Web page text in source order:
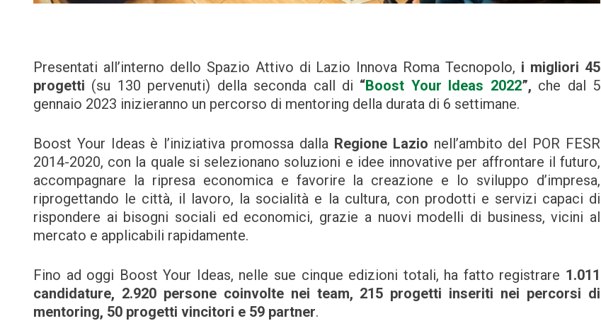
Presentati all’interno dello Spazio Attivo di Lazio Innova Roma Tecnopolo, i migliori 45
progetti (su 130 pervenuti) della seconda call di “Boost Your Ideas 2022”, che dal 5
gennaio 2023 inizieranno un percorso di mentoring della durata di 6 settimane.
Boost Your Ideas è l’iniziativa promossa dalla Regione Lazio nell’ambito del POR FESR
2014-2020, con la quale si selezionano soluzioni e idee innovative per affrontare il futuro,
accompagnare la ripresa economica e favorire la creazione e lo sviluppo d’impresa,
riprogettando le città, il lavoro, la socialità e la cultura, con prodotti e servizi capaci di
rispondere ai bisogni sociali ed economici, grazie a nuovi modelli di business, vicini al
mercato e applicabili rapidamente.
Fino ad oggi Boost Your Ideas, nelle sue cinque edizioni totali, ha fatto registrare 1.011
candidature, 2.920 persone coinvolte nei team, 215 progetti inseriti nei percorsi di
mentoring, 50 progetti vincitori e 59 partner.